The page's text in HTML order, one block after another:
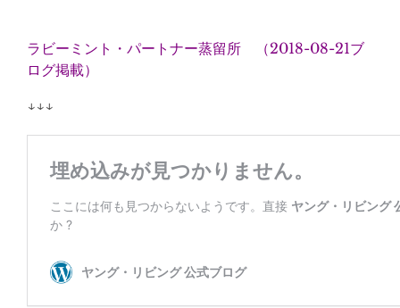
ラビーミント・パートナー蒸留所 （2018-08-21ブ
ログ掲載）
↓↓↓